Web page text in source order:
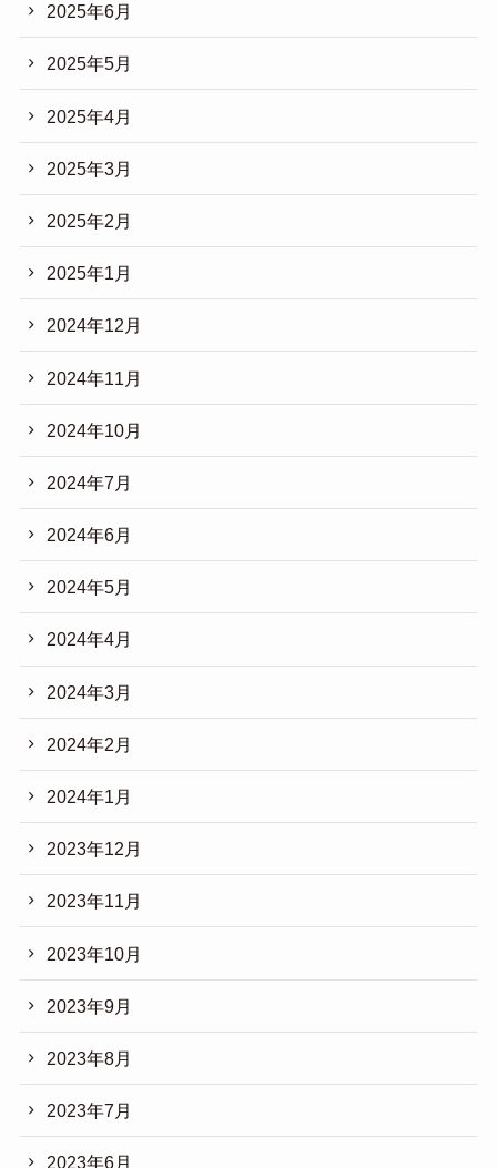
2025年6月
2025年5月
2025年4月
2025年3月
2025年2月
2025年1月
2024年12月
2024年11月
2024年10月
2024年7月
2024年6月
2024年5月
2024年4月
2024年3月
2024年2月
2024年1月
2023年12月
2023年11月
2023年10月
2023年9月
2023年8月
2023年7月
2023年6月